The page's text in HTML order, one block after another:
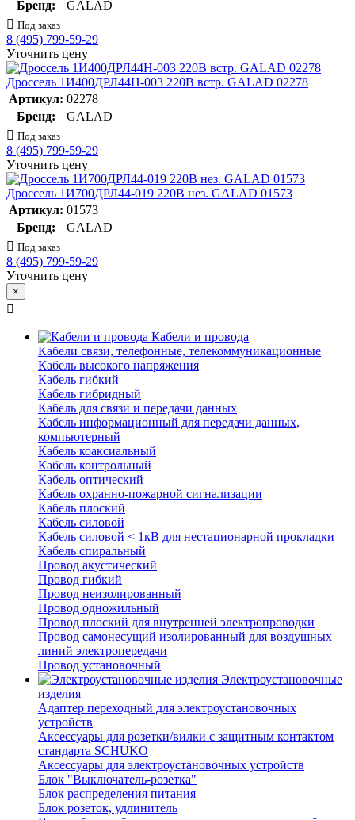
Бренд: GALAD
Под заказ
8 (495) 799-59-29
Уточнить цену
Дроссель 1И400ДРЛ44Н-003 220В встр. GALAD 02278
Артикул: 02278
Бренд:
GALAD
Под заказ
8 (495) 799-59-29
Уточнить цену
Дроссель 1И700ДРЛ44-019 220В нез. GALAD 01573
Артикул: 01573
Бренд:
GALAD
Под заказ
8 (495) 799-59-29
Уточнить цену
×
Кабели и провода
Кабели связи, телефонные, телекоммуникационные
Кабель высокого напряжения
Кабель гибкий
Кабель гибридный
Кабель для связи и передачи данных
Кабель информационный для передачи данных,
компьютерный
Кабель коаксиальный
Кабель контрольный
Кабель оптический
Кабель охранно-пожарной сигнализации
Кабель плоский
Кабель силовой
Кабель силовой < 1кВ для нестационарной прокладки
Кабель спиральный
Провод акустический
Провод гибкий
Провод неизолированный
Провод одножильный
Провод плоский для внутренней электропроводки
Провод самонесущий изолированный для воздушных
линий электропередачи
Провод установочный
Электроустановочные
изделия
Адаптер переходный для электроустановочных
устройств
Аксессуары для розетки/вилки с защитным контактом
стандарта SCHUKO
Аксессуары для электроустановочных устройств
Блок "Выключатель-розетка"
Блок распределения питания
Блок розеток, удлинитель